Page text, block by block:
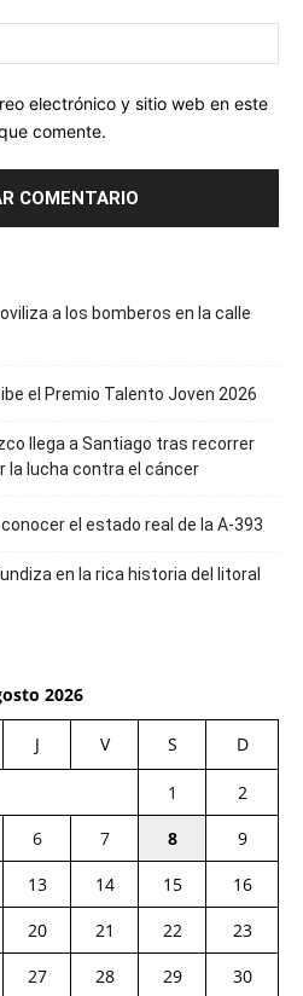
electrónico y sitio web en este
comente.
a los bomberos en la calle
el Premio Talento Joven 2026
llega a Santiago tras recorrer
la lucha contra el cáncer
el estado real de la A-393
en la rica historia del litoral
2026
J V S D
1
2
6 7 8
9
13 14 15
16
20 21 22
23
27 28 29
30